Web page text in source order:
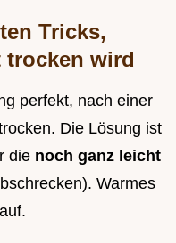
Tricks,
trocken wird
perfekt, nach einer
Die Lösung ist
die noch ganz leicht
Warmes